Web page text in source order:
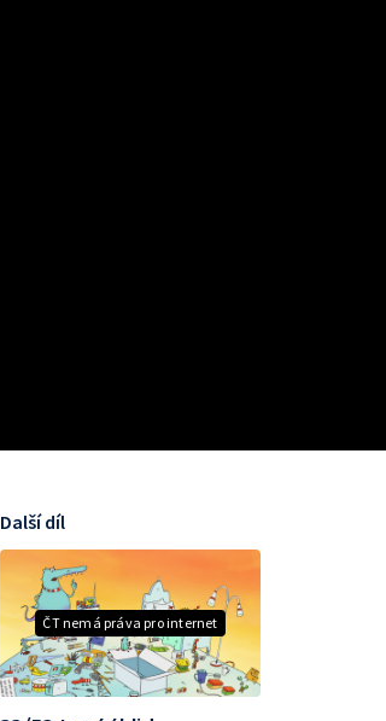
ČT nemá práva pro internet
Další díl